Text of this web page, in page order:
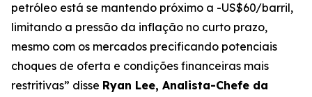
petróleo está se mantendo próximo a -US$60/barril,
limitando a pressão da inflação no curto prazo,
mesmo com os mercados precificando potenciais
choques de oferta e condições financeiras mais
restritivas” disse Ryan Lee, Analista-Chefe da